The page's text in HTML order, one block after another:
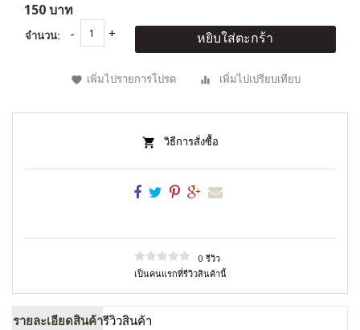
150 บาท
จำนวน: หยิบใส่ตะกร้า
เพิ่มไปรายการโปรด เพิ่มไปเปรียบเทียบ
วิธีการสั่งซื้อ
0 รีวิว
เป็นคนแรกที่รีวิวสินค้านี้
รายละเอียดสินค้ารีวิวสินค้า